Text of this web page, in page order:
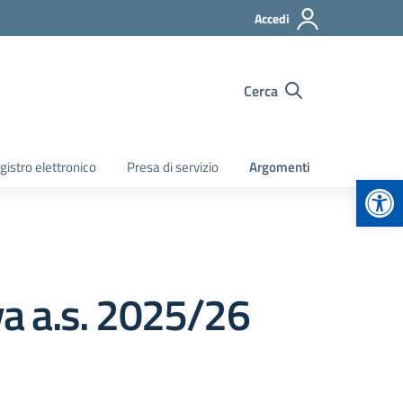
Accedi
Cerca
elettronico Presa di servizio Argomenti
a.s. 2025/26